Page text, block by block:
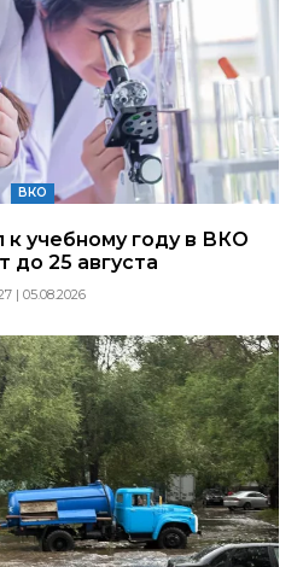
ВКО
учебному году в ВКО
до 25 августа
| 05.08.2026